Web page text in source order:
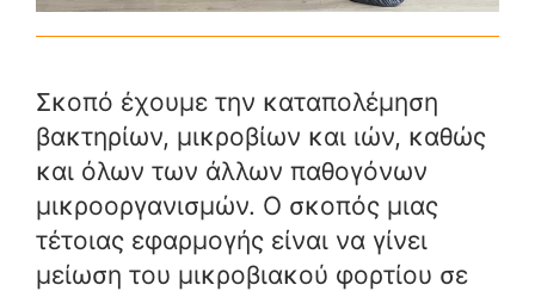
Σκοπό έχουμε την καταπολέμηση
βακτηρίων, μικροβίων και ιών, καθώς
και όλων των άλλων παθογόνων
μικροοργανισμών. Ο σκοπός μιας
τέτοιας εφαρμογής είναι να γίνει
μείωση του μικροβιακού φορτίου σε